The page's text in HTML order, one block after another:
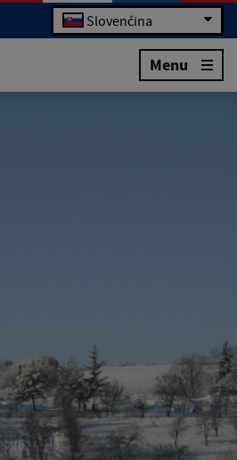
Slovenčina
Menu